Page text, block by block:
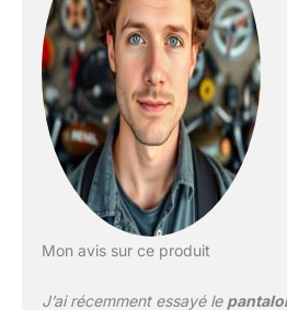
Mon avis sur ce produit
J’ai récemment essayé le